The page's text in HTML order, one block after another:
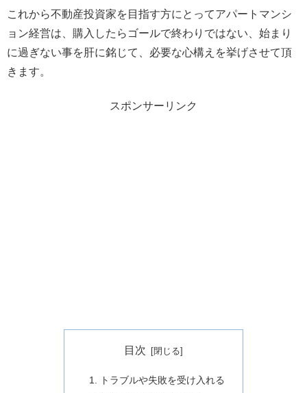
これから不動産投資家を目指す方にとってアパートマンシ
ョン経営は、購入したらゴールで終わりではない、始まり
に過ぎない事を肝に銘じて、必要な心構えを挙げさせて頂
きます。
スポンサーリンク
目次
トラブルや失敗を受け入れる